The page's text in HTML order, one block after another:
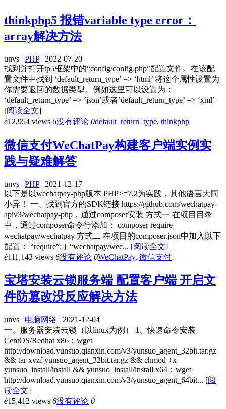
thinkphp5 报错variable type error：
array解决方法
unvs | PHP| 2022-07-20
找到并打开tp5框架中的“config/config.php”配置文件。在该配
置文件中找到 ‘default_return_type’ => ‘html’ 将这个属性设置为
你需要返回的数据类型。例如这里可以设置为：
‘default_return_type’ => ‘json’或者’default_return_type’ => ‘xml’
[阅读全文]
ė12,954 views 6没有评论 0default_return_type, thinkphp
微信支付WeChatPay构建客户端实例实
践与疑难解答
unvs | PHP| 2021-12-17
以下是以wechatpay-php版本 PHP>=7.2为实践，其他语言大同
小异！ 一、找到官方的SDK链接 https://github.com/wechatpay-
apiv3/wechatpay-php，通过composer安装 方式一 在项目目录
中，通过composer命令行添加： composer require
wechatpay/wechatpay 方式二 在项目的composer.json中加入以下
配置： “require”: { “wechatpay/wec... [阅读全文]
ė111,143 views 6没有评论 0WeChatPay, 微信支付
宝塔安装云锁服务端 配置客户端 开启文
件防篡改没反应解决方法
unvs | 电脑网络 | 2021-12-04
一、服务器安装云锁（以linux为例） 1、快速命令安装
CentOS/Redhat x86：wget
http://download.yunsuo.qianxin.com/v3/yunsuo_agent_32bit.tar.gz
&& tar xvzf yunsuo_agent_32bit.tar.gz && chmod +x
yunsuo_install/install && yunsuo_install/install x64：wget
http://download.yunsuo.qianxin.com/v3/yunsuo_agent_64bit... [阅
读全文]
ė15,412 views 6没有评论 0